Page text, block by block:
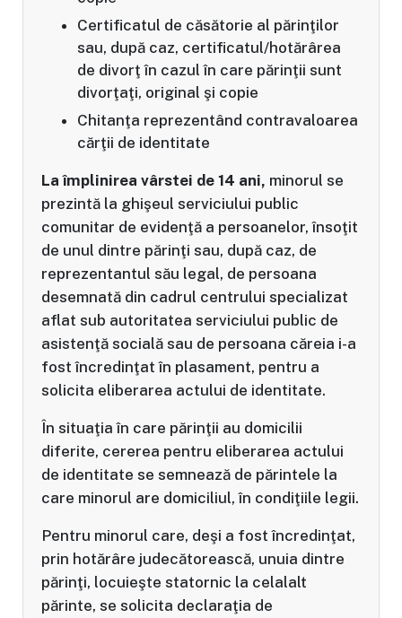
Certificatul de căsătorie al părinţilor
sau, după caz, certificatul/hotărârea
de divorţ în cazul în care părinţii sunt
divorţaţi, original şi copie
Chitanţa reprezentând contravaloarea
cărţii de identitate
La împlinirea vârstei de 14 ani, minorul se
prezintă la ghişeul serviciului public
comunitar de evidenţă a persoanelor, însoţit
de unul dintre părinţi sau, după caz, de
reprezentantul său legal, de persoana
desemnată din cadrul centrului specializat
aflat sub autoritatea serviciului public de
asistenţă socială sau de persoana căreia i-a
fost încredinţat în plasament, pentru a
solicita eliberarea actului de identi­tate.
În situaţia în care părinţii au domicilii
diferite, cererea pentru eliberarea actului
de identitate se semnează de părintele la
care minorul are domiciliul, în condiţiile legii.
Pentru minorul care, deşi a fost încredinţat,
prin hotărâre judecătorească, unuia dintre
părinţi, locuieşte statornic la celalalt
părinte, se solicita declaraţia de